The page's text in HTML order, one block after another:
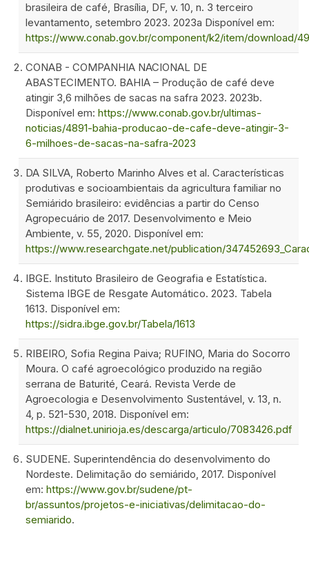
brasileira de café, Brasília, DF, v. 10, n. 3 terceiro
levantamento, setembro 2023. 2023a Disponível em:
https://www.conab.gov.br/component/k2/item/download/
CONAB - COMPANHIA NACIONAL DE
ABASTECIMENTO. BAHIA – Produção de café deve
atingir 3,6 milhões de sacas na safra 2023. 2023b.
Disponível em: https://www.conab.gov.br/ultimas-
noticias/4891-bahia-producao-de-cafe-deve-atingir-3-
6-milhoes-de-sacas-na-safra-2023
DA SILVA, Roberto Marinho Alves et al. Características
produtivas e socioambientais da agricultura familiar no
Semiárido brasileiro: evidências a partir do Censo
Agropecuário de 2017. Desenvolvimento e Meio
Ambiente, v. 55, 2020. Disponível em:
https://www.researchgate.net/publication/
IBGE. Instituto Brasileiro de Geografia e Estatística.
Sistema IBGE de Resgate Automático. 2023. Tabela
1613. Disponível em:
https://sidra.ibge.gov.br/Tabela/1613
RIBEIRO, Sofia Regina Paiva; RUFINO, Maria do Socorro
Moura. O café agroecológico produzido na região
serrana de Baturité, Ceará. Revista Verde de
Agroecologia e Desenvolvimento Sustentável, v. 13, n.
4, p. 521-530, 2018. Disponível em:
https://dialnet.unirioja.es/descarga/articulo/7083426.pdf
SUDENE. Superintendência do desenvolvimento do
Nordeste. Delimitação do semiárido, 2017. Disponível
em: https://www.gov.br/sudene/pt-
br/assuntos/projetos-e-iniciativas/delimitacao-do-
semiarido.